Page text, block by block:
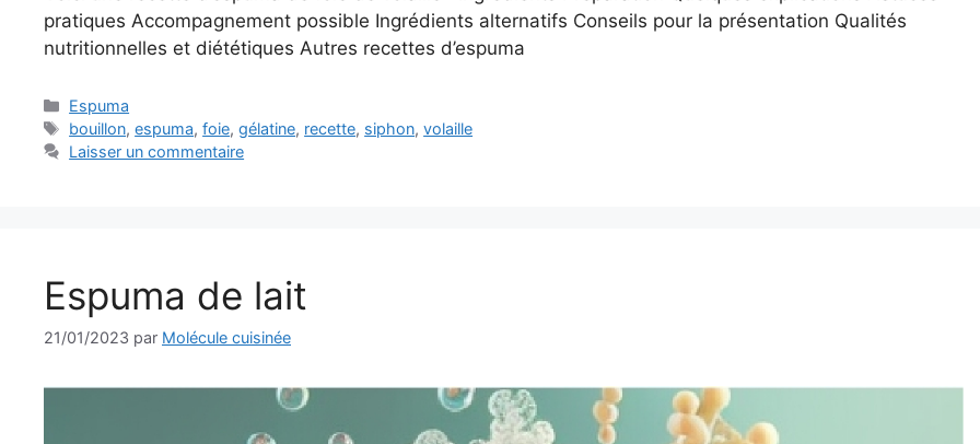
pratiques Accompagnement possible Ingrédients alternatifs Conseils pour la présentation Qualités
nutritionnelles et diététiques Autres recettes d’espuma
Catégories
Espuma
Étiquettes
bouillon,espuma,foie,gélatine, recette, siphon,volaille
Laisser un commentaire
Espuma de lait
21/01/2023 par Molécule cuisinée